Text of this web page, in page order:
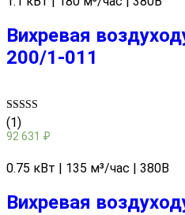
Вихревая
200/1-011
Rated
5.00
out of 5
(1)
92 631 ₽
0.75 кВт | 135 м³/час | 380В
Вихревая